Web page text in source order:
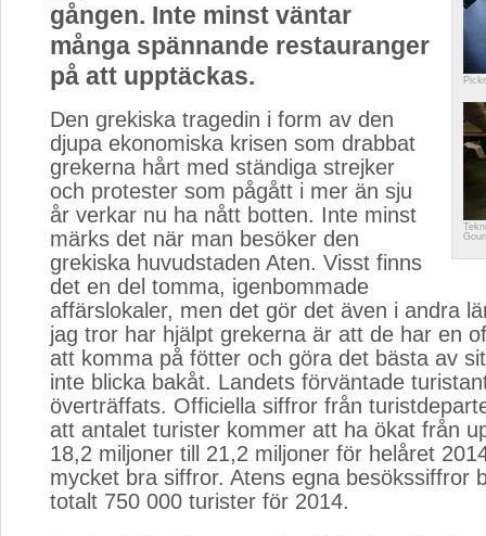
gången. Inte minst väntar
många spännande restauranger
på att upptäckas.
Den grekiska tragedin i form av den
djupa ekonomiska krisen som drabbat
grekerna hårt med ständiga strejker
och protester som pågått i mer än sju
år verkar nu ha nått botten. Inte minst
märks det när man besöker den
grekiska huvudstaden Aten. Visst finns
det en del tomma, igenbommade
affärslokaler, men det gör det även i andra
jag tror har hjälpt grekerna är att de har en
att komma på fötter och göra det bästa av
inte blicka bakåt. Landets förväntade
överträffats. Officiella siffror från
att antalet turister kommer att ha ökat från
18,2 miljoner till 21,2 miljoner för helåret
mycket bra siffror. Atens egna besökssiffror
totalt 750 000 turister för 2014.